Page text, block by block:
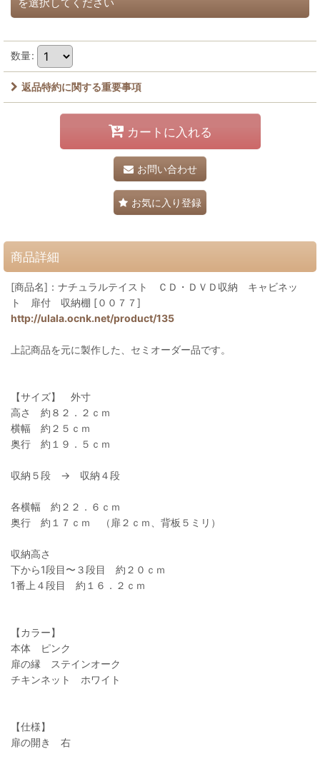
数量:
返品特約に関する重要事項
カートに入れる
お問い合わせ
お気に入り登録
商品詳細
[商品名]：ナチュラルテイスト ＣＤ・ＤＶＤ収納 キャビネッ
ト 扉付 収納棚 [００７７]
http://ulala.ocnk.net/product/135
上記商品を元に製作した、セミオーダー品です。
【サイズ】 外寸
高さ 約８２．２ｃｍ
横幅 約２５ｃｍ
奥行 約１９．５ｃｍ
収納５段 → 収納４段
各横幅 約２２．６ｃｍ
奥行 約１７ｃｍ （扉２ｃｍ、背板５ミリ）
収納高さ
下から1段目〜３段目 約２０ｃｍ
1番上４段目 約１６．２ｃｍ
【カラー】
本体 ピンク
扉の縁 ステインオーク
チキンネット ホワイト
【仕様】
扉の開き 右